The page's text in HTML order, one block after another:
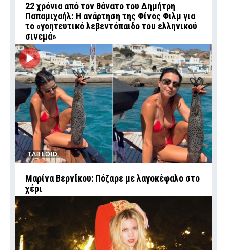
22 χρόνια από τον θάνατο του Δημήτρη
Παπαμιχαήλ: Η ανάρτηση της Φίνος Φιλμ για
το «γοητευτικό λεβεντόπαιδο του ελληνικού
σινεμά»
TABLOID
Μαρίνα Βερνίκου: Πόζαρε με λαγοκέφαλο στο
χέρι